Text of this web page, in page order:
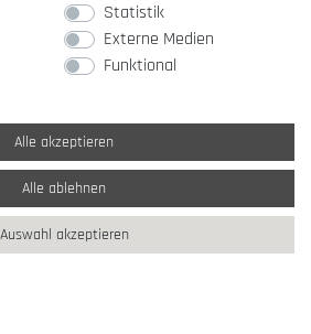
inkl. gesetzl. MwSt. undzzgl. Versandkosten
© copyright 2007-2026 Schmuck Krone / Alle
/ powered bycreateyourtemplate
Statistik
Externe Medien
Funktional
Alle akzeptieren
Alle ablehnen
Auswahl akzeptieren